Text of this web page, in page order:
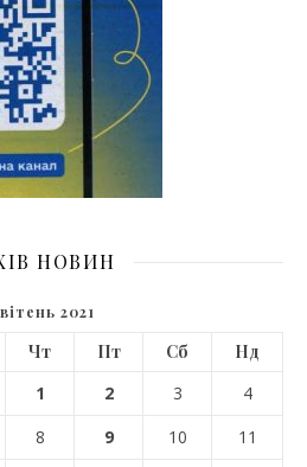
НОВИН
2021
Чт Пт Сб
Нд
1
2 3
4
8 9 10
11